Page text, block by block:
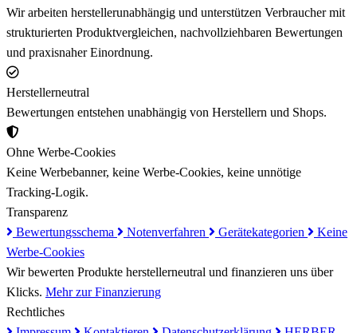
Wir arbeiten herstellerunabhängig und unterstützen Verbraucher mit
strukturierten Produktvergleichen, nachvollziehbaren Bewertungen
und praxisnaher Einordnung.
Herstellerneutral
Bewertungen entstehen unabhängig von Herstellern und Shops.
Ohne Werbe-Cookies
Keine Werbebanner, keine Werbe-Cookies, keine unnötige
Tracking-Logik.
Transparenz
Bewertungsschema
Notenverfahren Gerätekategorien
Keine
Werbe-Cookies
Wir bewerten Produkte herstellerneutral und finanzieren uns über
Klicks. Mehr zur Finanzierung
Rechtliches